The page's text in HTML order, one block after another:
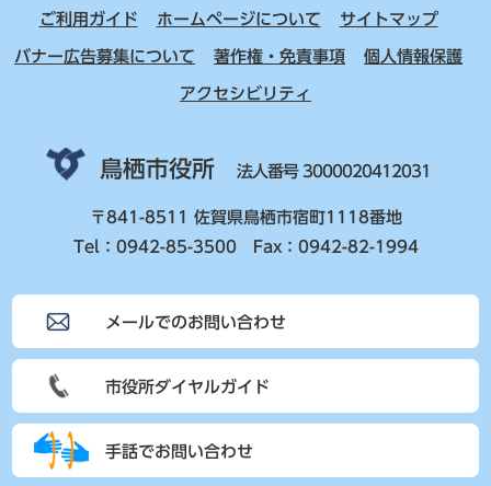
ご利用ガイド ホームページについて サイトマップ
バナー広告募集について 著作権・免責事項 個人情報保護
アクセシビリティ
鳥栖市役所 法人番号 3000020412031
〒841-8511 佐賀県鳥栖市宿町1118番地
Tel：0942-85-3500 Fax：0942-82-1994
メールでのお問い合わせ
市役所ダイヤルガイド
手話でお問い合わせ